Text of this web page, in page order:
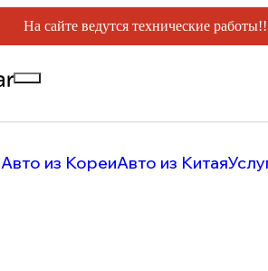
На сайте ведутся технические
Авто из КореиАвто из Китая